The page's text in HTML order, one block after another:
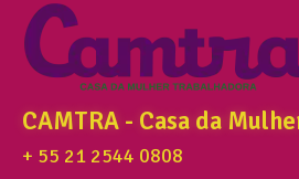
CAMTRA - Casa da
+ 55 21 2544 0808